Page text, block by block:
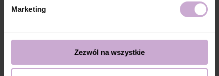
Marketing
Zezwól na wszystkie
– półtransparentny top o lekko mlecznym
odcieniu, pięknie zmiękcza linie frencha i babyboomerów,
estetyce wykończenia. Dzięki nim możliwe jest perfekcyjne